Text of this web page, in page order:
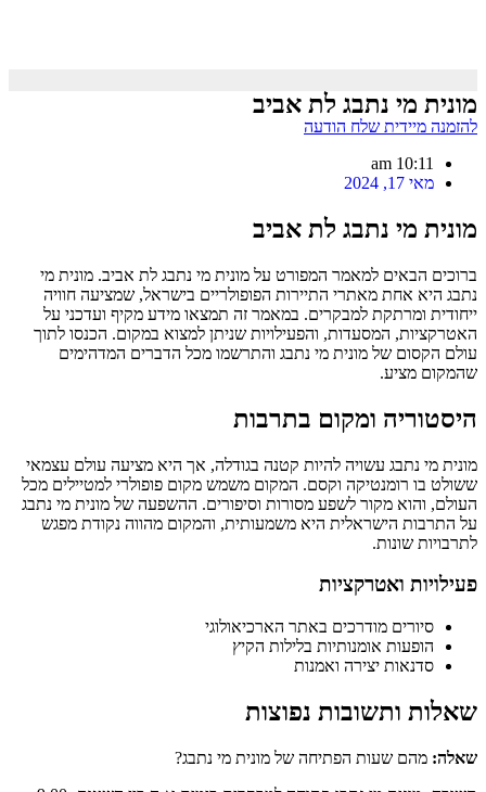
מונית מי נתבג לת אביב
להזמנה מיידית שלח הודעה
10:11 am
מאי 17, 2024
מונית מי נתבג לת אביב
ברוכים הבאים למאמר המפורט על מונית מי נתבג לת אביב. מונית מי
נתבג היא אחת מאתרי התיירות הפופולריים בישראל, שמציעה חוויה
ייחודית ומרתקת למבקרים. במאמר זה תמצאו מידע מקיף ועדכני על
האטרקציות, המסעדות, והפעילויות שניתן למצוא במקום. הכנסו לתוך
עולם הקסום של מונית מי נתבג והתרשמו מכל הדברים המדהימים
שהמקום מציע.
היסטוריה ומקום בתרבות
מונית מי נתבג עשויה להיות קטנה בגודלה, אך היא מציעה עולם עצמאי
ששולט בו רומנטיקה וקסם. המקום משמש מקום פופולרי למטיילים מכל
העולם, והוא מקור לשפע מסורות וסיפורים. ההשפעה של מונית מי נתבג
על התרבות הישראלית היא משמעותית, והמקום מהווה נקודת מפגש
לתרבויות שונות.
פעילויות ואטרקציות
סיורים מודרכים באתר הארכיאולוגי
הופעות אומנותיות בלילות הקיץ
סדנאות יצירה ואמנות
שאלות ותשובות נפוצות
שאלה: מהם שעות הפתיחה של מונית מי נתבג?